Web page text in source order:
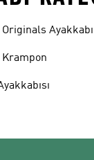
Ayakkabı
Krampon